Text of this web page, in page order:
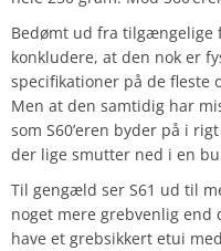
Bedømt ud fra tilgængelige
konkludere, at den nok er
specifikationer på de fleste
Men at den samtidig har
som S60’eren byder på i
der lige smutter ned i en
Til gengæld ser S61 ud til
noget mere grebvenlig
have et grebsikkert etui